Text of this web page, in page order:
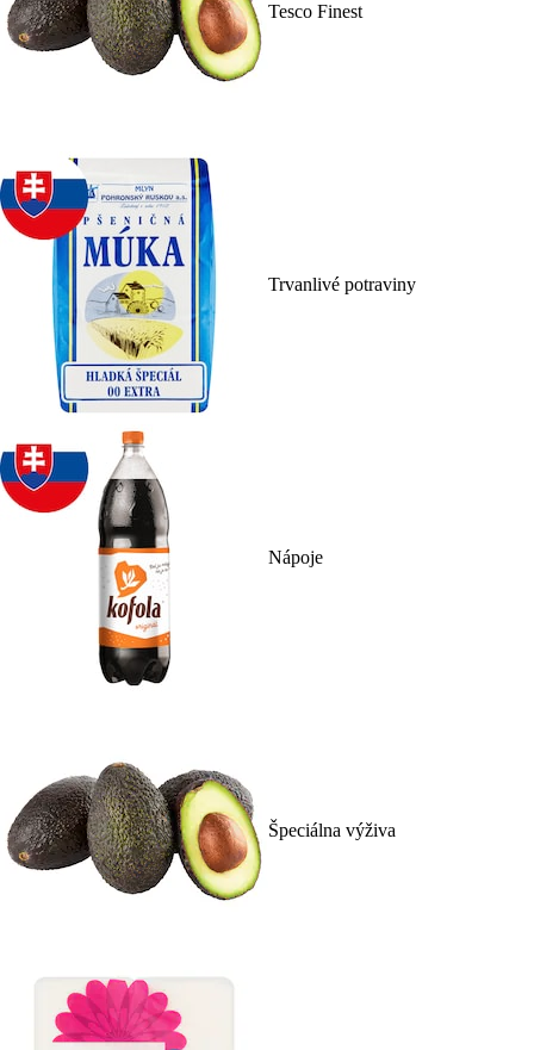
Tesco Finest
Trvanlivé potraviny
Nápoje
Špeciálna výživa